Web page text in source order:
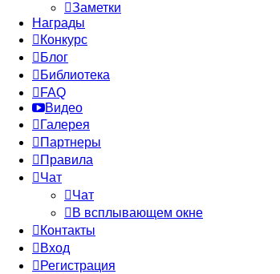
Заметки
Награды
Конкурс
Блог
Библиотека
FAQ
Видео
Галерея
Партнеры
Правила
Чат
Чат
В всплывающем окне
Контакты
Вход
Регистрация